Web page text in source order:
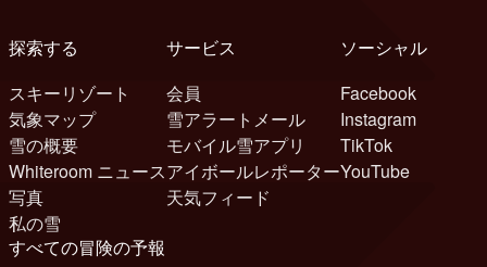
探索する
スキーリゾート
気象マップ
雪の概要
Whiteroom ニュース
写真
私の雪
サービス
会員
雪アラートメール
モバイル雪アプリ
アイボールレポーター
天気フィード
ソーシャル
Facebook
Instagram
TikTok
YouTube
すべての冒険の予報